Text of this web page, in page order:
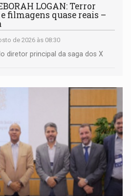
LOGAN: Terror
filmagens quase reais –
de 2026 às 08:30
diretor principal da saga dos X